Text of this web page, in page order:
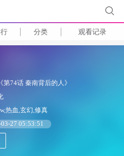
分类 观看记录
第74话 秦南背后的人》
热血,玄幻,修真
27 05:53:51